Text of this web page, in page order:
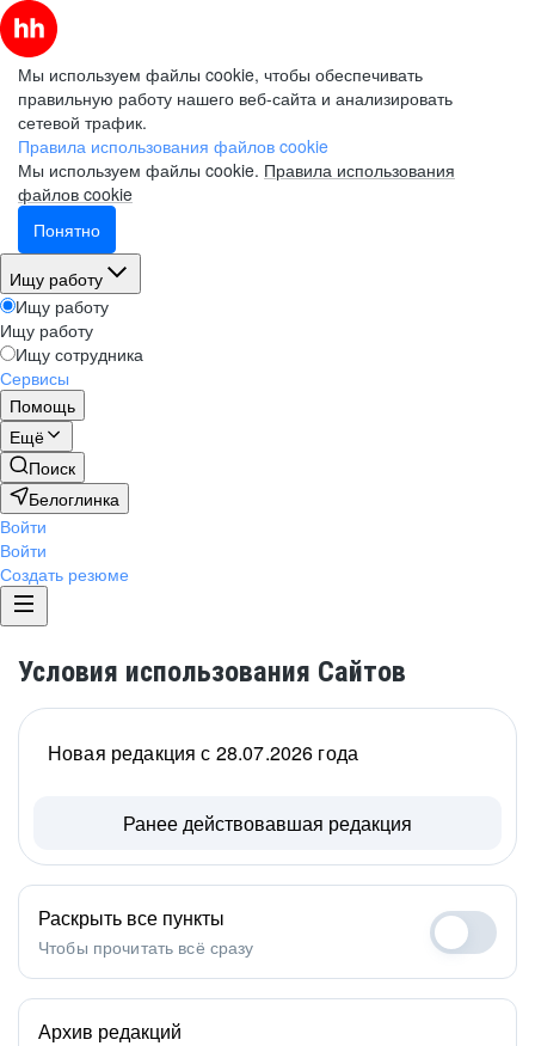
Мы используем файлы cookie, чтобы обеспечивать
правильную работу нашего веб-сайта и анализировать
сетевой трафик.
Правила использования файлов cookie
Мы используем файлы cookie. Правила использования
файлов cookie
Понятно
Ищу работу
Ищу работу
Ищу работу
Ищу сотрудника
Сервисы
Помощь
Ещё
Поиск
Белоглинка
Войти
Войти
Создать резюме
Условия использования Сайтов
Новая редакция с 28.07.2026 года
Ранее действовавшая редакция
Раскрыть все пункты
Чтобы прочитать всё сразу
Архив редакций